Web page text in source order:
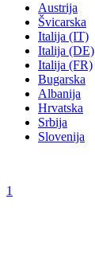
Austrija
Švicarska
Italija (IT)
Italija (DE)
Italija (FR)
Bugarska
Albanija
Hrvatska
Srbija
Slovenija
1